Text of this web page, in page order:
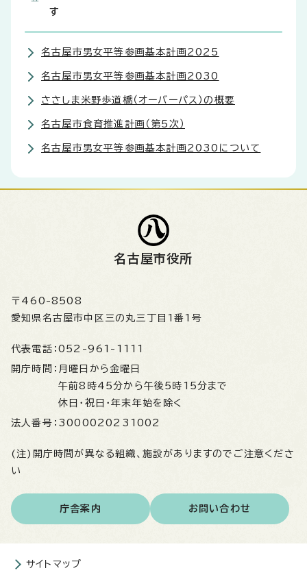
す
名古屋市男女平等参画基本計画2025
名古屋市男女平等参画基本計画2030
ささしま米野歩道橋（オーバーパス）の概要
名古屋市食育推進計画（第5次）
名古屋市男女平等参画基本計画2030について
名古屋市役所
〒460-8508
愛知県名古屋市中区三の丸三丁目1番1号
代表電話： 052-961-1111
開庁時間： 月曜日から金曜日
午前8時45分から午後5時15分まで
休日・祝日・年末年始を除く
法人番号： 3000020231002
(注)開庁時間が異なる組織、施設がありますのでご注意くださ
い
庁舎案内 お問い合わせ
サイトマップ